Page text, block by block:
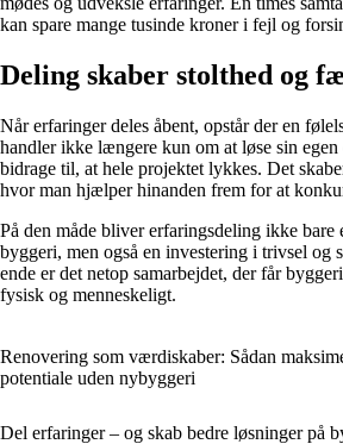
kan spare mange tusinde kroner i fejl og
Deling skaber stolthed og
Når erfaringer deles åbent, opstår der en
handler ikke længere kun om at løse sin egen
bidrage til, at hele projektet lykkes. Det
hvor man hjælper hinanden frem for at
På den måde bliver erfaringsdeling ikke
byggeri, men også en investering i trivsel og
ende er det netop samarbejdet, der får
fysisk og menneskeligt.
Renovering som værdiskaber: Sådan
potentiale uden nybyggeri
Del erfaringer – og skab bedre løsninger på